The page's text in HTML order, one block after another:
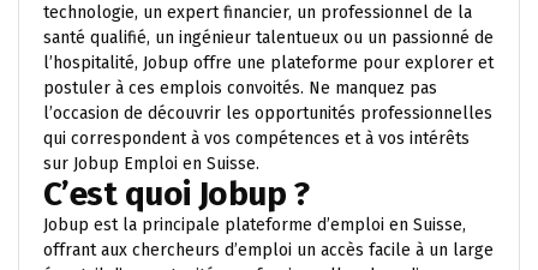
technologie, un expert financier, un professionnel de la
santé qualifié, un ingénieur talentueux ou un passionné de
l’hospitalité, Jobup offre une plateforme pour explorer et
postuler à ces emplois convoités. Ne manquez pas
l’occasion de découvrir les opportunités professionnelles
qui correspondent à vos compétences et à vos intérêts
sur Jobup Emploi en Suisse.
C’est quoi Jobup ?
Jobup est la principale plateforme d’emploi en Suisse,
offrant aux chercheurs d’emploi un accès facile à un large